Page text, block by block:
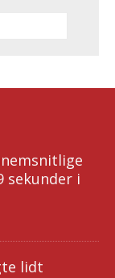
sekunder i
lidt